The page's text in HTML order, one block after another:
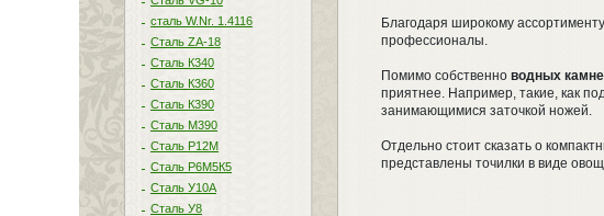
сталь W.Nr. 1.4116
Сталь ZA-18
Сталь К340
Сталь К360
Сталь К390
Сталь М390
Сталь Р12М
Сталь Р6М5К5
Сталь У10А
Сталь У8
Благодаря широкому
профессионалы.
Помимо собственно водных
приятнее. Например, такие, как
занимающимися заточкой ножей.
Отдельно стоит сказать о
представлены точилки в виде